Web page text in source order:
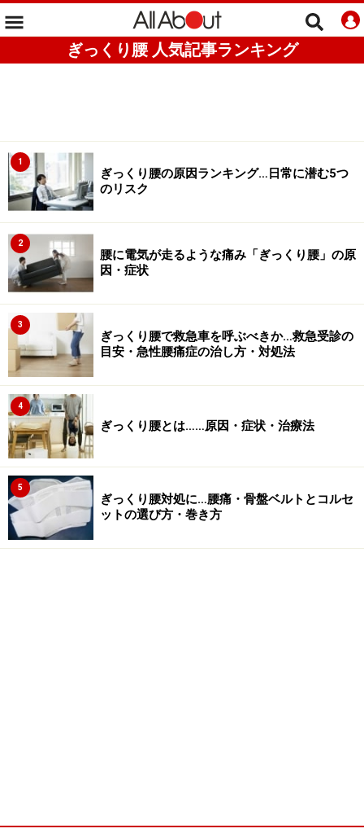
ぎっくり腰 人気記事ランキング
1
ぎっくり腰の原因ランキング…日常に潜む5つ
のリスク
2
腰に電気が走るような痛み「ぎっくり腰」の原
因・症状
3
ぎっくり腰で救急車を呼ぶべきか…救急受診の
目安・急性腰痛症の治し方・対処法
4
ぎっくり腰とは……原因・症状・治療法
5
ぎっくり腰対処に…腰痛・骨盤ベルトとコルセ
ットの選び方・巻き方